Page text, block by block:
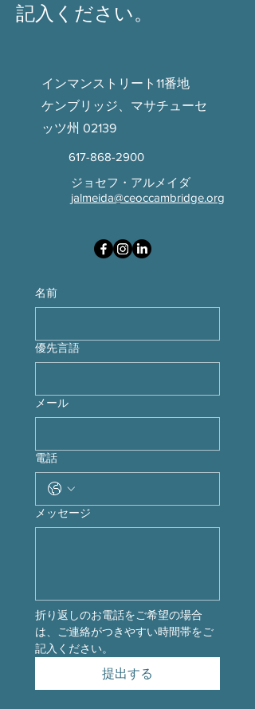
記入ください。
インマンストリート11番地
ケンブリッジ、マサチューセ
ッツ州 02139
617-868-2900
ジョセフ・アルメイダ
jalmeida@ceoccambridge.org
名前
優先言語
メール
電話
メッセージ
折り返しのお電話をご希望の場合
は、ご連絡がつきやすい時間帯をご
記入ください。
提出する